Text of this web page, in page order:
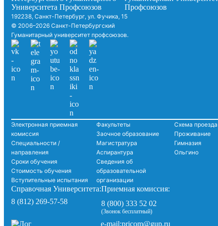
192238, Санкт-Петербург, ул. Фучика, 15
© 2006–2026 Санкт-Петербургский
Гуманитарный университет профсоюзов.
Электронная приемная
комиссия
Специальности /
направления
Сроки обучения
Стоимость обучения
Вступительные испытания
Факультеты
Заочное образование
Магистратура
Аспирантура
Сведения об
образовательной
организации
Схема проезда
Проживание
Гимназия
Ольгино
Справочная Университета:
8 (812) 269-57-58
Приемная комиссия:
8 (800) 333 52 02
(Звонок бесплатный)
e-mail:pricom@gup.ru